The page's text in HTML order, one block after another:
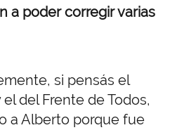
a poder corregir varias
si pensás el
del Frente de Todos,
a Alberto porque fue